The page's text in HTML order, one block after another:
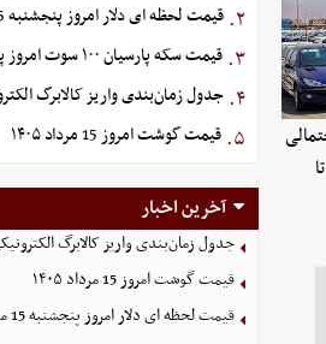
۲. قیمت لحظه ای دلار امروز پنجشنبه 15 مرداد 1405
۳. قیمت سکه پارسیان ۱۰۰ سوت امروز پنجشنبه 15 مرداد 1405
۴. جدول زمان‌بندی واریز کالابرگ
۵. قیمت گوشت امروز 15 مرداد ۱۴۰۵
آخرین اخبار
جدول زمان‌بندی واریز کالابرگ
قیمت گوشت امروز 15 مرداد ۱۴۰۵
قیمت لحظه ای دلار امروز پنجشنبه 15 مرداد 1405